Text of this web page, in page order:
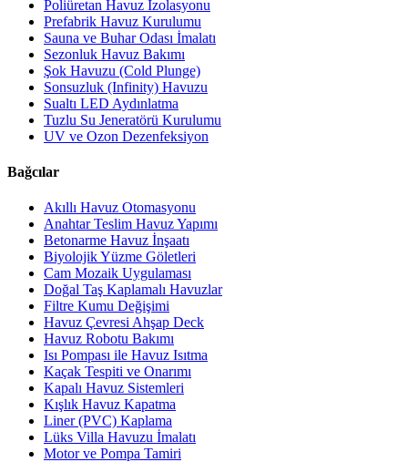
Poliüretan Havuz İzolasyonu
Prefabrik Havuz Kurulumu
Sauna ve Buhar Odası İmalatı
Sezonluk Havuz Bakımı
Şok Havuzu (Cold Plunge)
Sonsuzluk (Infinity) Havuzu
Sualtı LED Aydınlatma
Tuzlu Su Jeneratörü Kurulumu
UV ve Ozon Dezenfeksiyon
Bağcılar
Akıllı Havuz Otomasyonu
Anahtar Teslim Havuz Yapımı
Betonarme Havuz İnşaatı
Biyolojik Yüzme Göletleri
Cam Mozaik Uygulaması
Doğal Taş Kaplamalı Havuzlar
Filtre Kumu Değişimi
Havuz Çevresi Ahşap Deck
Havuz Robotu Bakımı
Isı Pompası ile Havuz Isıtma
Kaçak Tespiti ve Onarımı
Kapalı Havuz Sistemleri
Kışlık Havuz Kapatma
Liner (PVC) Kaplama
Lüks Villa Havuzu İmalatı
Motor ve Pompa Tamiri